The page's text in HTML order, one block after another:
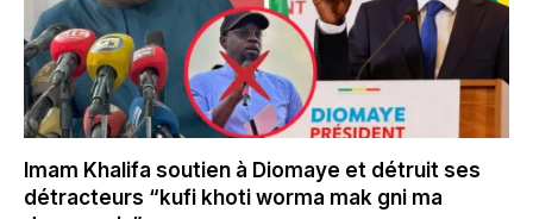
Imam Khalifa soutien à Diomaye et détruit ses
détracteurs “kufi khoti worma mak gni ma